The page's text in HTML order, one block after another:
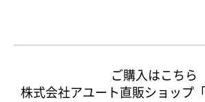
ご購入はこちら
株式会社アユート直販ショップ